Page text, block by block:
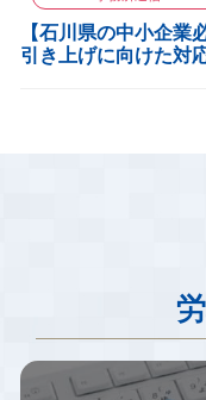
【石川県の中小企業
引き上げに向けた対